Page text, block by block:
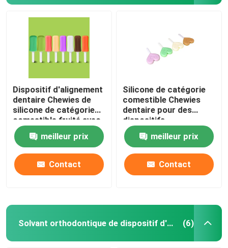
Dispositif d'alignement
dentaire Chewies de
silicone de catégorie
comestible fruité avec
la poignée
meilleur prix
Contact
Silicone de catégorie
comestible Chewies
dentaire pour des
dispositifs
d'alignement en forme
de coeur avec la
poignée
meilleur prix
Contact
Solvant orthodontique de dispositif d'alignement (6)